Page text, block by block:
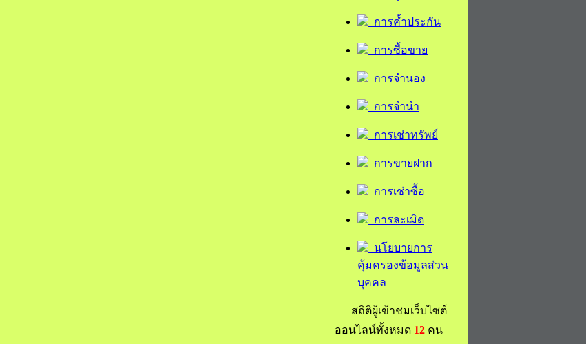
การค้ำประกัน
การซื้อขาย
การจำนอง
การจำนำ
การเช่าทรัพย์
การขายฝาก
การเช่าซื้อ
การละเมิด
นโยบายการ
คุ้มครองข้อมูลส่วน
บุคคล
สถิติผู้เข้าชมเว็บไซต์
ออนไลน์ทั้งหมด 12 คน